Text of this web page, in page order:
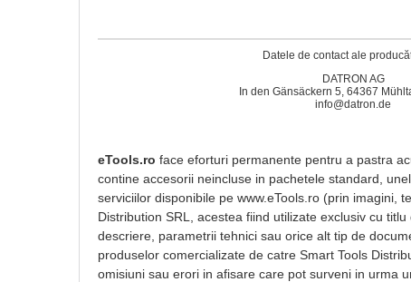
Datele de contact ale
DATRON AG
In den Gänsäckern 5, 64367
info@datron.de
eTools.ro face eforturi permanente pentru a pastra
contine accesorii neincluse in pachetele standard,
serviciilor disponibile pe www.eTools.ro (prin imagini,
Distribution SRL, acestea fiind utilizate exclusiv cu
descriere, parametrii tehnici sau orice alt tip de
produselor comercializate de catre Smart Tools
omisiuni sau erori in afisare care pot surveni in urma